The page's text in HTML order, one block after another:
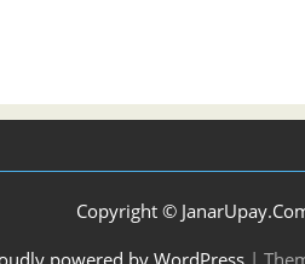
Copyright ©
powered by WordPress |